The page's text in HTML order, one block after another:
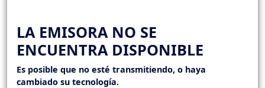
LA EMISORA NO SE
ENCUENTRA DISPONIBLE
Es posible que no esté transmitiendo, o haya
cambiado su tecnología.